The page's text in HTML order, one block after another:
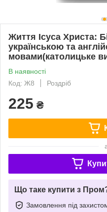
Життя Ісуса Христа:
українською та
мовами(католицьке
В наявності
Код: Ж8
Роздріб
225 ₴
Що таке купити з
Замовлення під